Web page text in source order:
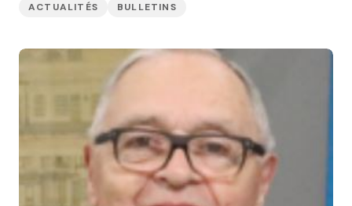
ACTUALITÉS BULLETINS